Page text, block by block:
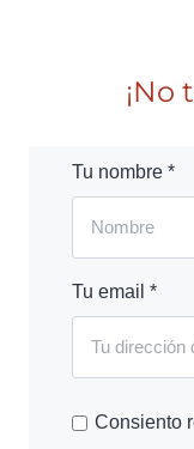
¡No
Tu nombre *
Tu email *
Consiento